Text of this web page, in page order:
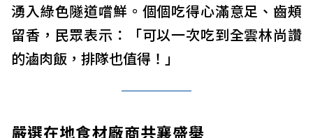
湧入綠色隧道嚐鮮。個個吃得心滿意足、齒頰
留香，民眾表示：「可以一次吃到全雲林尚讚
的滷肉飯，排隊也值得！」
嚴選在地食材廠商共襄盛舉